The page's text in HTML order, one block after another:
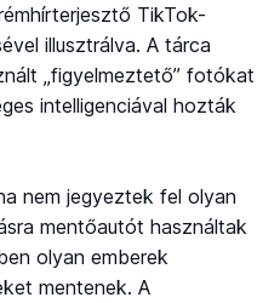
TikTok-
illusztrálva. A tárca
„figyelmeztető” fotókat
intelligenciával hozták
nem jegyeztek fel olyan
mentőautót használtak
olyan emberek
mentenek. A